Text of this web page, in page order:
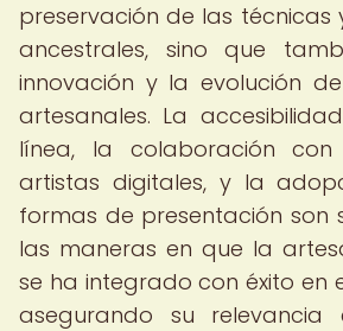
preservación de las técnicas
ancestrales, sino que
innovación y la evolución
artesanales. La
línea, la colaboración con
artistas digitales, y la
formas de presentación son
las maneras en que la
se ha integrado con éxito en
asegurando su relevancia